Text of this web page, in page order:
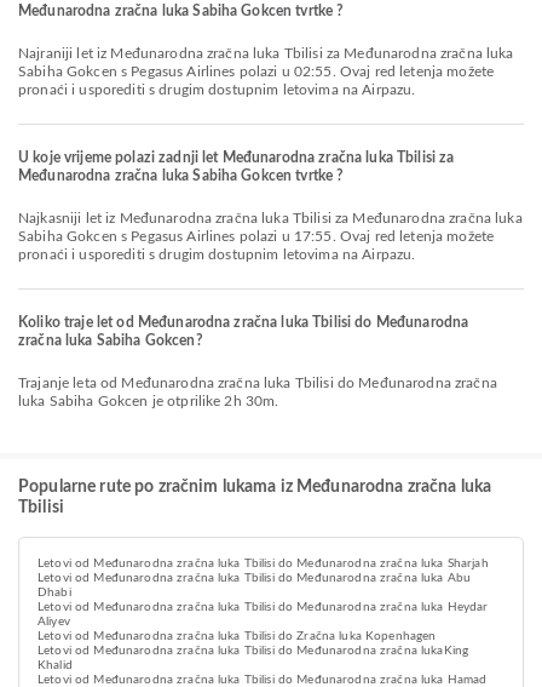
Međunarodna zračna luka Sabiha Gokcen tvrtke ?
Najraniji let iz Međunarodna zračna luka Tbilisi za Međunarodna zračna luka
Sabiha Gokcen s Pegasus Airlines polazi u 02:55. Ovaj red letenja možete
pronaći i usporediti s drugim dostupnim letovima na Airpazu.
U koje vrijeme polazi zadnji let Međunarodna zračna luka Tbilisi za
Međunarodna zračna luka Sabiha Gokcen tvrtke ?
Najkasniji let iz Međunarodna zračna luka Tbilisi za Međunarodna zračna luka
Sabiha Gokcen s Pegasus Airlines polazi u 17:55. Ovaj red letenja možete
pronaći i usporediti s drugim dostupnim letovima na Airpazu.
Koliko traje let od Međunarodna zračna luka Tbilisi do Međunarodna
zračna luka Sabiha Gokcen?
Trajanje leta od Međunarodna zračna luka Tbilisi do Međunarodna zračna
luka Sabiha Gokcen je otprilike 2h 30m.
Popularne rute po zračnim lukama iz Međunarodna zračna luka
Tbilisi
Letovi od Međunarodna zračna luka Tbilisi do Međunarodna zračna luka Sharjah
Letovi od Međunarodna zračna luka Tbilisi do Međunarodna zračna luka Abu
Dhabi
Letovi od Međunarodna zračna luka Tbilisi do Međunarodna zračna luka Heydar
Aliyev
Letovi od Međunarodna zračna luka Tbilisi do Zračna luka Kopenhagen
Letovi od Međunarodna zračna luka Tbilisi do Međunarodna zračna lukaKing
Khalid
Letovi od Međunarodna zračna luka Tbilisi do Međunarodna zračna luka Hamad